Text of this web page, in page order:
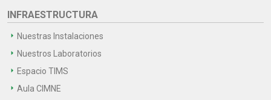
INFRAESTRUCTURA
Nuestras Instalaciones
Nuestros Laboratorios
Espacio TIMS
Aula CIMNE